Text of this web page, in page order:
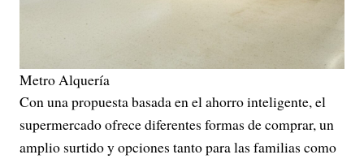
Metro Alquería
Con una propuesta basada en el ahorro inteligente, el
supermercado ofrece diferentes formas de comprar, un
amplio surtido y opciones tanto para las familias como